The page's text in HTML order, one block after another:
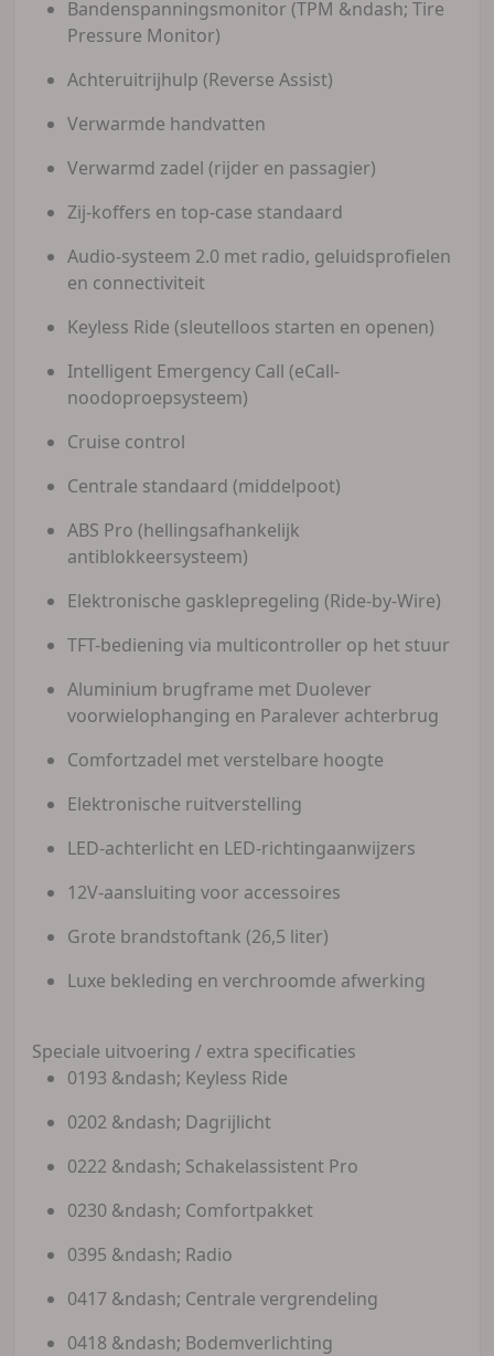
Bandenspanningsmonitor (TPM &ndash; Tire
Pressure Monitor)
Achteruitrijhulp (Reverse Assist)
Verwarmde handvatten
Verwarmd zadel (rijder en passagier)
Zij-koffers en top-case standaard
Audio-systeem 2.0 met radio, geluidsprofielen
en connectiviteit
Keyless Ride (sleutelloos starten en openen)
Intelligent Emergency Call (eCall-
noodoproepsysteem)
Cruise control
Centrale standaard (middelpoot)
ABS Pro (hellingsafhankelijk
antiblokkeersysteem)
Elektronische gasklepregeling (Ride-by-Wire)
TFT-bediening via multicontroller op het stuur
Aluminium brugframe met Duolever
voorwielophanging en Paralever achterbrug
Comfortzadel met verstelbare hoogte
Elektronische ruitverstelling
LED-achterlicht en LED-richtingaanwijzers
12V-aansluiting voor accessoires
Grote brandstoftank (26,5 liter)
Luxe bekleding en verchroomde afwerking
Speciale uitvoering / extra specificaties
0193 &ndash; Keyless Ride
0202 &ndash; Dagrijlicht
0222 &ndash; Schakelassistent Pro
0230 &ndash; Comfortpakket
0395 &ndash; Radio
0417 &ndash; Centrale vergrendeling
0418 &ndash; Bodemverlichting